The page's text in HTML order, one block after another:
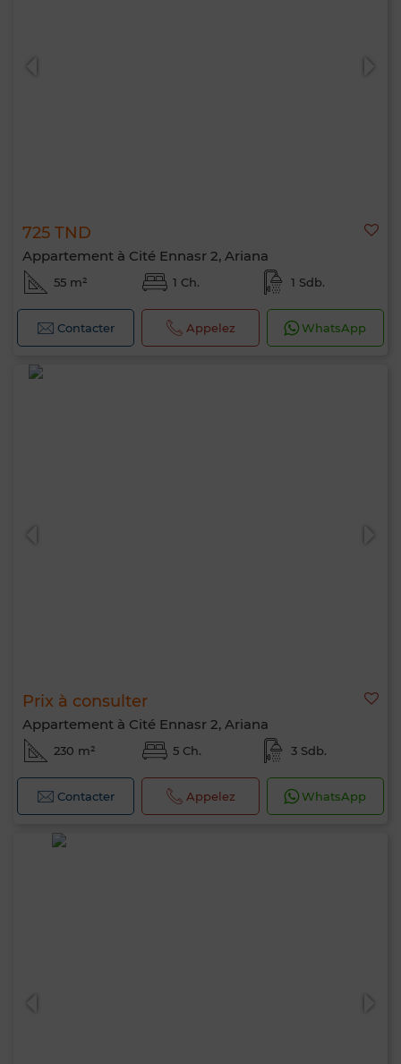
725 TND
Appartement à Cité Ennasr 2, Ariana
55 m² 1 Ch. 1 Sdb.
Contacter Appelez WhatsApp
Prix à consulter
Appartement à Cité Ennasr 2, Ariana
230 m² 5 Ch. 3 Sdb.
Contacter Appelez WhatsApp